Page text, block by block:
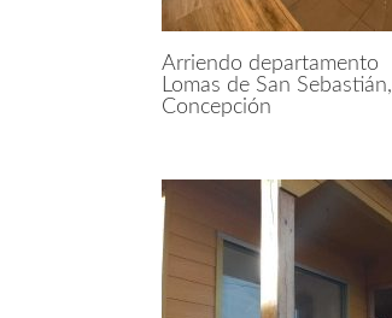
Arriendo departamento
Lomas de San Sebastián,
Concepción